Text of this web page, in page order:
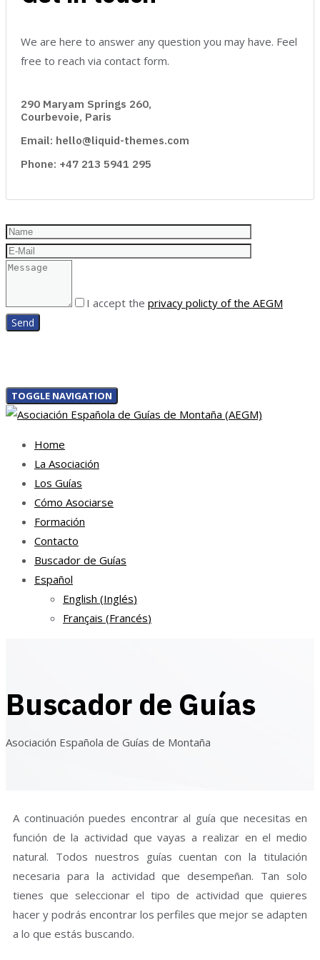
We are here to answer any question you may have. Feel
free to reach via contact form.
290 Maryam Springs 260,
Courbevoie, Paris
Email: hello@liquid-themes.com
Phone: +47 213 5941 295
I accept the privacy policty of the AEGM
TOGGLE NAVIGATION
Home
La Asociación
Los Guías
Cómo Asociarse
Formación
Contacto
Buscador de Guías
Español
English (Inglés)
Français (Francés)
Buscador de Guías
Asociación Española de Guías de Montaña
A continuación puedes encontrar al guía que necesitas en
función de la actividad que vayas a realizar en el medio
natural. Todos nuestros guías cuentan con la titulación
necesaria para la actividad que desempeñan. Tan solo
tienes que seleccionar el tipo de actividad que quieres
hacer y podrás encontrar los perfiles que mejor se adapten
a lo que estás buscando.